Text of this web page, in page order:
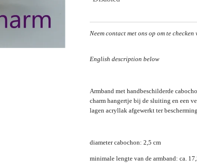
Neem contact met ons op om te
English description below
Armband met handbeschilderde
charm hangertje bij de sluiting en een
lagen acryllak afgewerkt ter
diameter cabochon: 2,5 cm
minimale lengte van de armband: ca.